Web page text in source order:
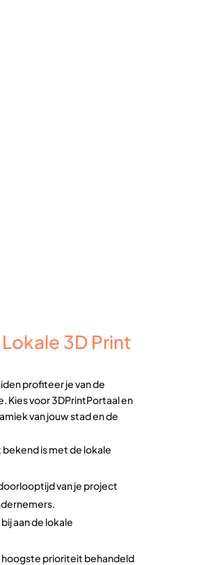
3D Print
profiteer je van de
Kies voor 3DPrintPortaal en
van jouw stad en de
is met de lokale
van je project
aan de lokale
prioriteit behandeld